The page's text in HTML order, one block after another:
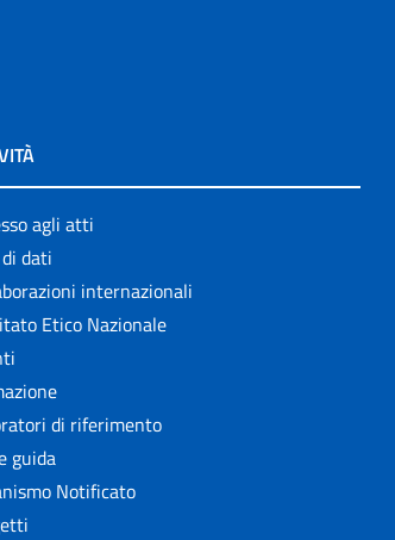
agli atti
dati
internazionali
Etico Nazionale
di riferimento
guida
Notificato